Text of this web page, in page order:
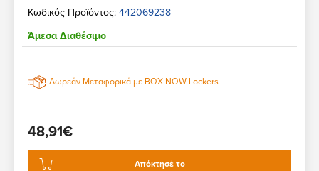
Κωδικός Προϊόντος: 442069238
Άμεσα Διαθέσιμο
Δωρεάν Μεταφορικά με BOX NOW Lockers
48,91€
Απόκτησέ το